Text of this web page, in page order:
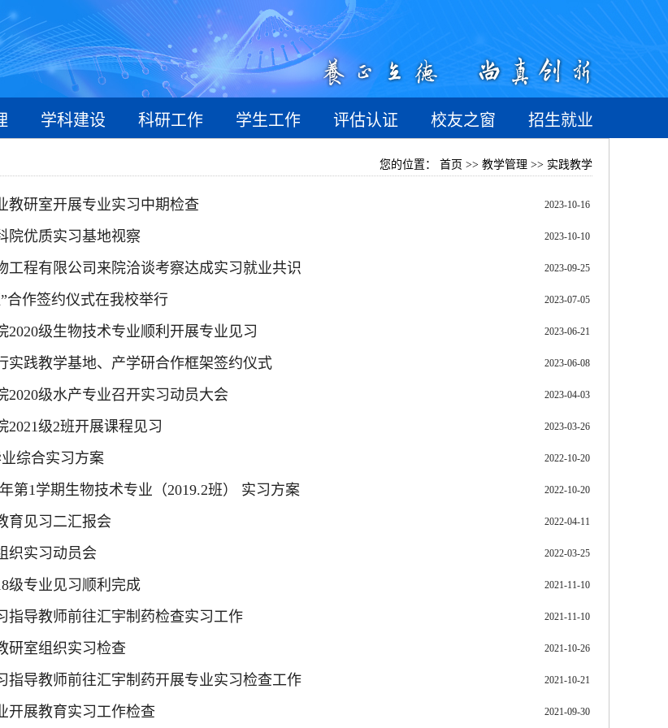
学科建设 科研工作 学生工作 评估认证 校友之窗 招生就业
您的位置： 首页 >> 教学管理 >> 实践教学
教研室开展专业实习中期检查 2023-10-16
院优质实习基地视察 2023-10-10
工程有限公司来院洽谈考察达成实习就业共识 2023-09-25
合作签约仪式在我校举行 2023-07-05
2020级生物技术专业顺利开展专业见习 2023-06-21
实践教学基地、产学研合作框架签约仪式 2023-06-08
2020级水产专业召开实习动员大会 2023-04-03
2021级2班开展课程见习 2023-03-26
综合实习方案 2022-10-20
第1学期生物技术专业（2019.2班） 实习方案 2022-10-20
育见习二汇报会 2022-04-11
织实习动员会 2022-03-25
级专业见习顺利完成 2021-11-10
指导教师前往汇宇制药检查实习工作 2021-11-10
研室组织实习检查 2021-10-26
指导教师前往汇宇制药开展专业实习检查工作 2021-10-21
开展教育实习工作检查 2021-09-30